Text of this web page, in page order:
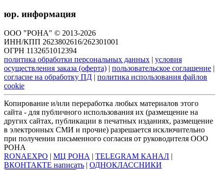
юр. информация
ООО "РОНА" © 2013-2026
ИНН/КПП 2623802616/262301001
ОГРН 1132651012394
политика обработки персональных данных | условия
осуществления заказа (оферта) | пользовательское соглашение |
согласие на обработку ПД | политика использования файлов
cookie
Копирование и/или переработка любых материалов этого
сайта - для публичного использования их (размещение на
других сайтах, публикации в печатных изданиях, размещение
в электронных СМИ и прочие) разрешается исключительно
при получении письменного согласия от руководителя ООО
РОНА
RONAEXPO | МЦ РОНА | TELEGRAM КАНАЛ |
ВКОНТАКТЕ написать | ОДНОКЛАССНИКИ